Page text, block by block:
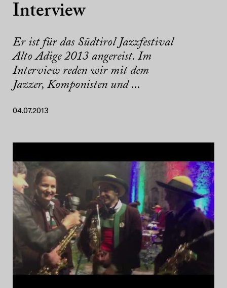
Interview
Er ist für das Südtirol Jazzfestival
Alto Adige 2013 angereist. Im
Interview reden wir mit dem
Jazzer, Komponisten und ...
04.07.2013